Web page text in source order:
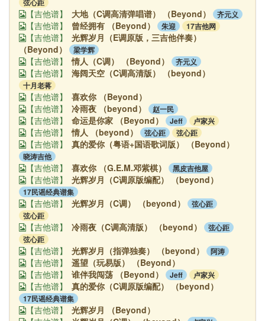
弦心距
【吉他谱】 大地（C调高清弹唱谱） （Beyond） 齐元义
【吉他谱】 曾经拥有 （Beyond） 朱迎 17吉他网
【吉他谱】
光辉岁月（E调原版，三吉他伴奏）
（Beyond）
梁学辉
【吉他谱】 情人（C调） （Beyond） 齐元义
【吉他谱】 海阔天空（C调高清版） （beyond）
十月老蒋
【吉他谱】 喜欢你 （Beyond）
【吉他谱】 冷雨夜 （beyond） 赵一民
【吉他谱】 命运是你家 （Beyond） Jeff 卢家兴
【吉他谱】 情人 （beyond） 弦心距 弦心距
【吉他谱】 真的爱你（粤语+国语歌词版） （Beyond）
晓涛吉他
【吉他谱】 喜欢你 （G.E.M.邓紫棋） 黑皮吉他屋
【吉他谱】 光辉岁月（C调原版编配） （beyond）
17民谣经典谱集
【吉他谱】 光辉岁月（C调） （beyond）
弦心距
弦心距
【吉他谱】 冷雨夜（C调高清版） （beyond）
弦心距
弦心距
【吉他谱】 光辉岁月（指弹独奏） （beyond） 阿涛
【吉他谱】 遥望（玩易版） （Beyond）
【吉他谱】 谁伴我闯荡 （Beyond） Jeff 卢家兴
【吉他谱】 真的爱你（C调原版编配） （beyond）
17民谣经典谱集
【吉他谱】 光辉岁月 （Beyond）